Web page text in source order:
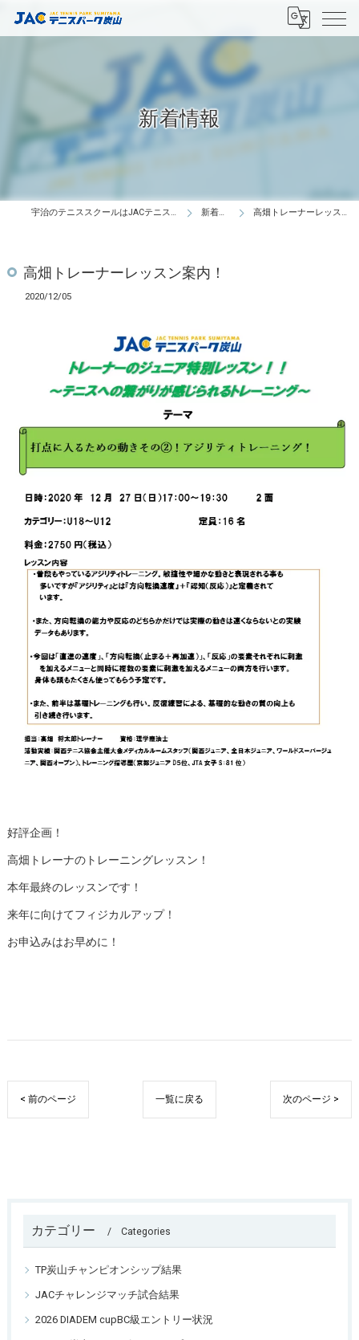
新着情報
宇治のテニススクールはJACテニスパーク炭山 新着情報 高畑トレーナーレッスン案内！
高畑トレーナーレッスン案内！
2020/12/05
好評企画！
高畑トレーナのトレーニングレッスン！
本年最終のレッスンです！
来年に向けてフィジカルアップ！
お申込みはお早めに！
< 前のページ 一覧に戻る 次のページ >
カテゴリー Categories
TP炭山チャンピオンシップ結果
JACチャレンジマッチ試合結果
2026 DIADEM cupBC級エントリー状況